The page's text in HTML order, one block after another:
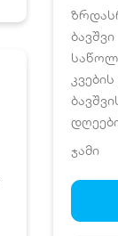
ბავშვი
ჯამი